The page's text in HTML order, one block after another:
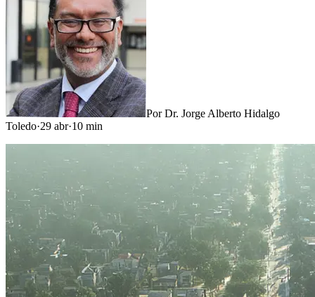
PorDr. Jorge Alberto Hidalgo
Toledo·29 abr·10 min